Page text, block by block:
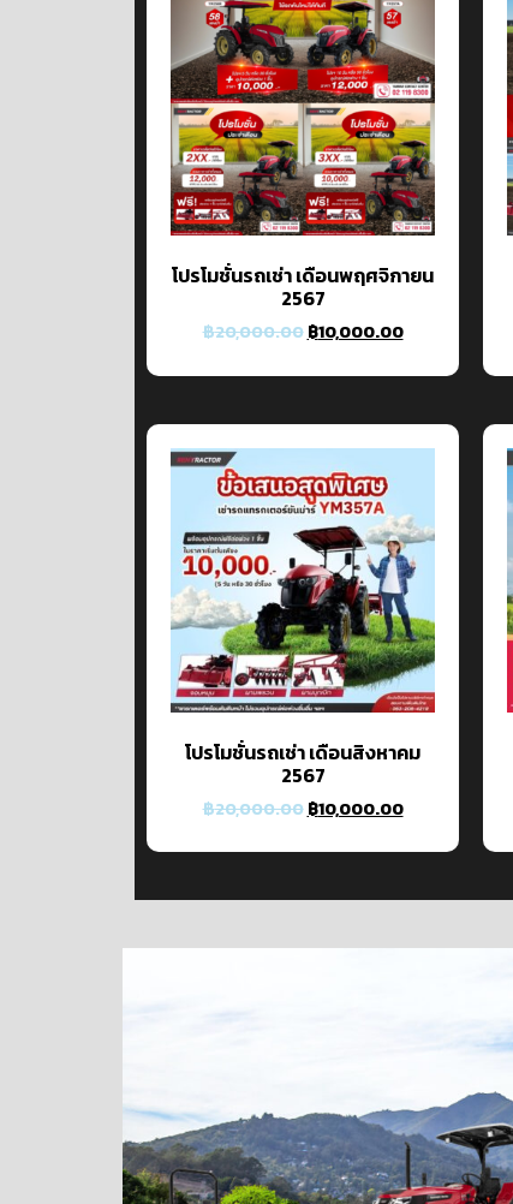
โปรโมชั่นรถเช่า เดือนพฤศจิกายน
2567
฿20,000.00 ฿10,000.00
โปรโมชั่นรถเช่า เดือนสิงหาคม
2567
฿20,000.00 ฿10,000.00